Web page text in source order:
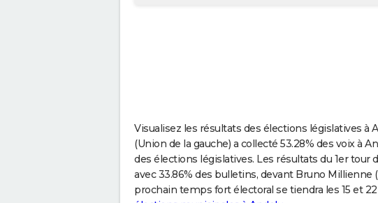
Visualisez les résultats des élections législatives à
(Union de la gauche) a collecté 53.28% des voix à
des élections législatives. Les résultats du 1er tour
avec 33.86% des bulletins, devant Bruno Millienne
prochain temps fort électoral se tiendra les 15 et